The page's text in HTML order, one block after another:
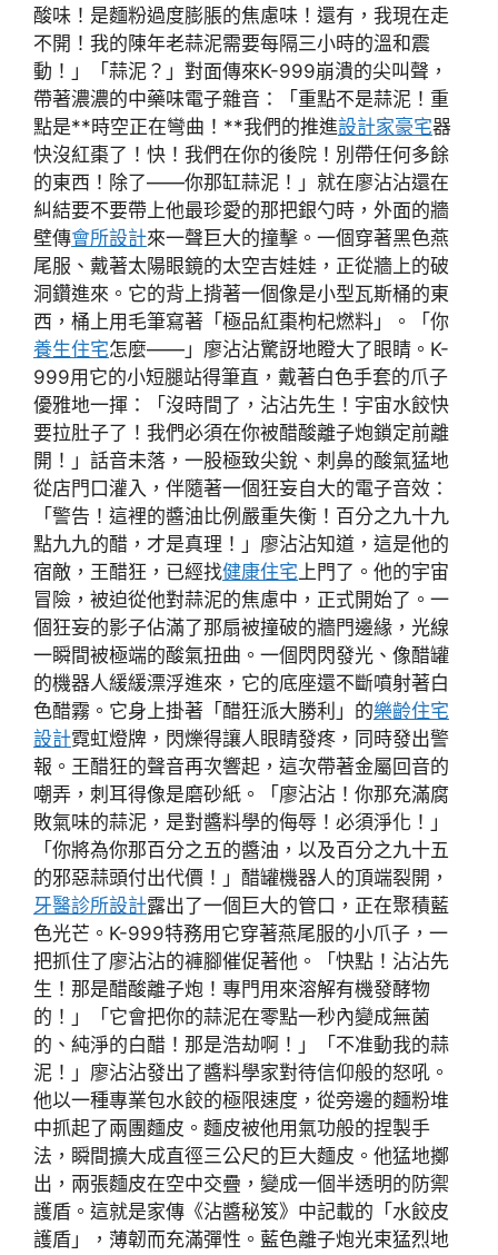
酸味！是麵粉過度膨脹的焦慮味！還有，我現在走
不開！我的陳年老蒜泥需要每隔三小時的溫和震
動！」「蒜泥？」對面傳來K-999崩潰的尖叫聲，
帶著濃濃的中藥味電子雜音：「重點不是蒜泥！重
點是**時空正在彎曲！**我們的推進設計家豪宅器
快沒紅棗了！快！我們在你的後院！別帶任何多餘
的東西！除了——你那缸蒜泥！」就在廖沾沾還在
糾結要不要帶上他最珍愛的那把銀勺時，外面的牆
壁傳會所設計來一聲巨大的撞擊。一個穿著黑色燕
尾服、戴著太陽眼鏡的太空吉娃娃，正從牆上的破
洞鑽進來。它的背上揹著一個像是小型瓦斯桶的東
西，桶上用毛筆寫著「極品紅棗枸杞燃料」。「你
養生住宅怎麼——」廖沾沾驚訝地瞪大了眼睛。K-
999用它的小短腿站得筆直，戴著白色手套的爪子
優雅地一揮：「沒時間了，沾沾先生！宇宙水餃快
要拉肚子了！我們必須在你被醋酸離子炮鎖定前離
開！」話音未落，一股極致尖銳、刺鼻的酸氣猛地
從店門口灌入，伴隨著一個狂妄自大的電子音效：
「警告！這裡的醬油比例嚴重失衡！百分之九十九
點九九的醋，才是真理！」廖沾沾知道，這是他的
宿敵，王醋狂，已經找健康住宅上門了。他的宇宙
冒險，被迫從他對蒜泥的焦慮中，正式開始了。一
個狂妄的影子佔滿了那扇被撞破的牆門邊緣，光線
一瞬間被極端的酸氣扭曲。一個閃閃發光、像醋罐
的機器人緩緩漂浮進來，它的底座還不斷噴射著白
色醋霧。它身上掛著「醋狂派大勝利」的樂齡住宅
設計霓虹燈牌，閃爍得讓人眼睛發疼，同時發出警
報。王醋狂的聲音再次響起，這次帶著金屬回音的
嘲弄，刺耳得像是磨砂紙。「廖沾沾！你那充滿腐
敗氣味的蒜泥，是對醬料學的侮辱！必須淨化！」
「你將為你那百分之五的醬油，以及百分之九十五
的邪惡蒜頭付出代價！」醋罐機器人的頂端裂開，
牙醫診所設計露出了一個巨大的管口，正在聚積藍
色光芒。K-999特務用它穿著燕尾服的小爪子，一
把抓住了廖沾沾的褲腳催促著他。「快點！沾沾先
生！那是醋酸離子炮！專門用來溶解有機發酵物
的！」「它會把你的蒜泥在零點一秒內變成無菌
的、純淨的白醋！那是浩劫啊！」「不准動我的蒜
泥！」廖沾沾發出了醬料學家對待信仰般的怒吼。
他以一種專業包水餃的極限速度，從旁邊的麵粉堆
中抓起了兩團麵皮。麵皮被他用氣功般的捏製手
法，瞬間擴大成直徑三公尺的巨大麵皮。他猛地擲
出，兩張麵皮在空中交疊，變成一個半透明的防禦
護盾。這就是家傳《沾醬秘笈》中記載的「水餃皮
護盾」，薄韌而充滿彈性。藍色離子炮光束猛烈地